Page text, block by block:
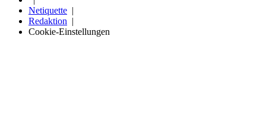
Netiquette
Redaktion
Cookie-Einstellungen